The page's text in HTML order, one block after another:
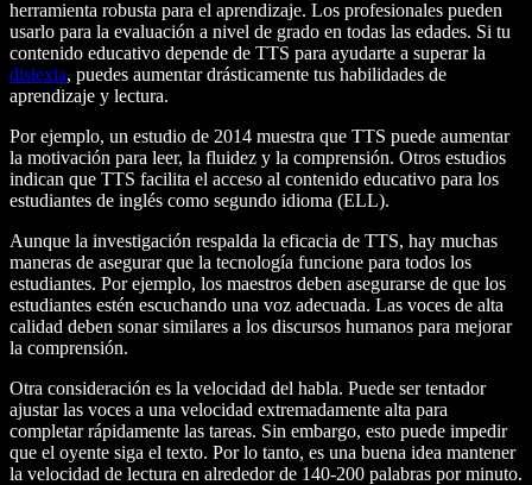
herramienta robusta para el aprendizaje. Los profesionales pueden
usarlo para la evaluación a nivel de grado en todas las edades. Si tu
contenido educativo depende de TTS para ayudarte a superar la
dislexia, puedes aumentar drásticamente tus habilidades de
aprendizaje y lectura.
Por ejemplo, un estudio de 2014 muestra que TTS puede aumentar
la motivación para leer, la fluidez y la comprensión. Otros estudios
indican que TTS facilita el acceso al contenido educativo para los
estudiantes de inglés como segundo idioma (ELL).
Aunque la investigación respalda la eficacia de TTS, hay muchas
maneras de asegurar que la tecnología funcione para todos los
estudiantes. Por ejemplo, los maestros deben asegurarse de que los
estudiantes estén escuchando una voz adecuada. Las voces de alta
calidad deben sonar similares a los discursos humanos para mejorar
la comprensión.
Otra consideración es la velocidad del habla. Puede ser tentador
ajustar las voces a una velocidad extremadamente alta para
completar rápidamente las tareas. Sin embargo, esto puede impedir
que el oyente siga el texto. Por lo tanto, es una buena idea mantener
la velocidad de lectura en alrededor de 140-200 palabras por minuto.